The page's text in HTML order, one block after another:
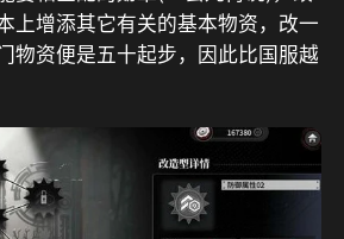
上增添其它有关的基本物资，改一
物资便是五十起步，因此比国服越